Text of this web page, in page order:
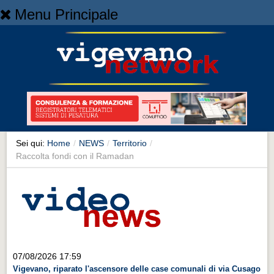
Menu Principale
NEWS
Cronaca
Cronaca
Artes et Artificia
Sport
Territorio
Sei qui: Home / NEWS / Territorio /
Raccolta fondi con il Ramadan
07/08/2026 17:59
Vigevano, riparato l'ascensore delle case comunali di via Cusago